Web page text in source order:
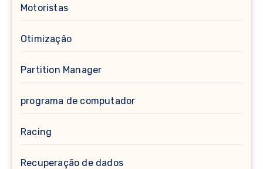
Motoristas
Otimização
Partition Manager
programa de computador
Racing
Recuperação de dados